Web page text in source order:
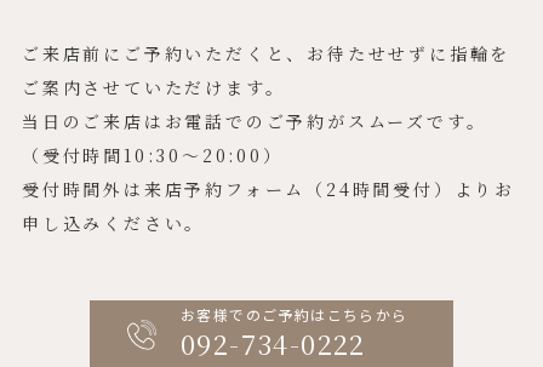
ご来店前にご予約いただくと、お待たせせずに指輪を
ご案内させていただけます。
当日のご来店はお電話でのご予約がスムーズです。
（受付時間10:30〜20:00）
受付時間外は来店予約フォーム（24時間受付）よりお
申し込みください。
お客様でのご予約はこちらから
092-734-0222